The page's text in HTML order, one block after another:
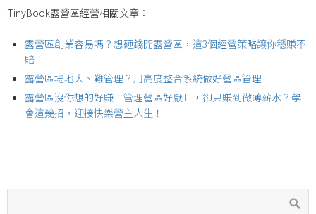
TinyBook露營區經營相關文章：
露營區創業容易嗎？想砸錢開露營區，這3個經營策略讓你穩賺不
賠！
露營區場地大、難管理？用高度整合系統做好營區管理
露營區沒你想的好賺！管理營區好厭世，卻只賺到微薄薪水？學
會這幾招，迎接快樂營主人生！